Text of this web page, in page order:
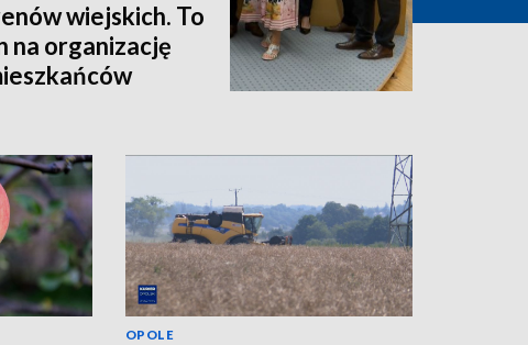
wiejskich. To
na organizację
OPOLE